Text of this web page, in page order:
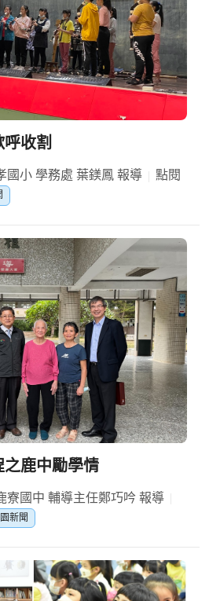
收割
國小 學務處 葉鎂鳳 報導
點閱
之鹿中勵學情
寮國中 輔導主任鄭巧吟 報導
新聞